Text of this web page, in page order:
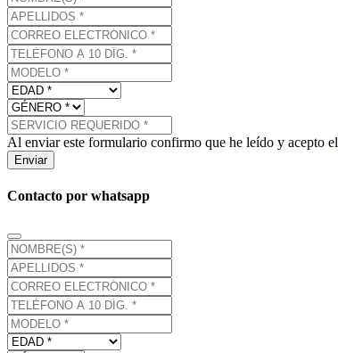
Al enviar este formulario confirmo que he leído y acepto el
Enviar
Contacto por whatsapp